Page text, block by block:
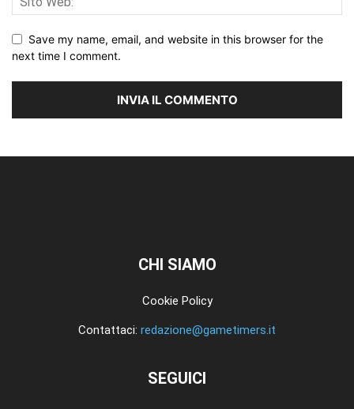
Save my name, email, and website in this browser for the
next time I comment.
CHI SIAMO
Cookie Policy
Contattaci: redazione@gametimers.it
SEGUICI